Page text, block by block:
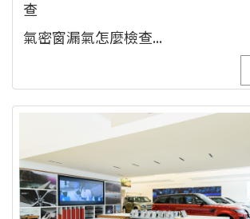
查
氣密窗漏氣怎麼檢查...